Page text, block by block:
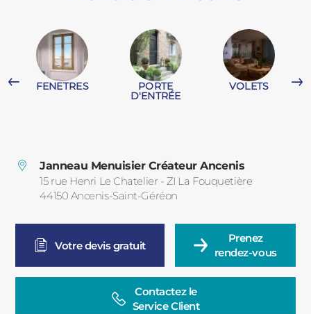
FENETRES PORTE
D'ENTRÉE
VOLETS
Janneau Menuisier Créateur Ancenis
15 rue Henri Le Chatelier - ZI La Fouquetière
44150 Ancenis-Saint-Géréon
Votre devis gratuit
Prenez
rendez-vous
Contactez le
Service Client
PVC
CARPORTS
CLÔTURES